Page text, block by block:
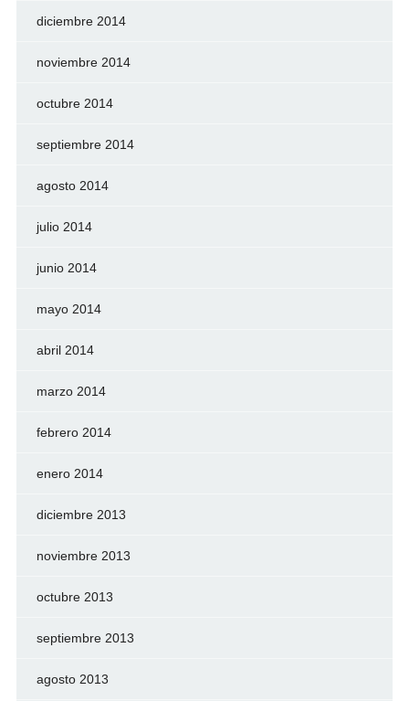
diciembre 2014
noviembre 2014
octubre 2014
septiembre 2014
agosto 2014
julio 2014
junio 2014
mayo 2014
abril 2014
marzo 2014
febrero 2014
enero 2014
diciembre 2013
noviembre 2013
octubre 2013
septiembre 2013
agosto 2013